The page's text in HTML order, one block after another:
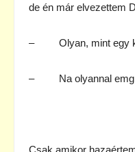
de én már elvezettem
– Olyan, mint egy
– Na olyannal emg
Csak amikor